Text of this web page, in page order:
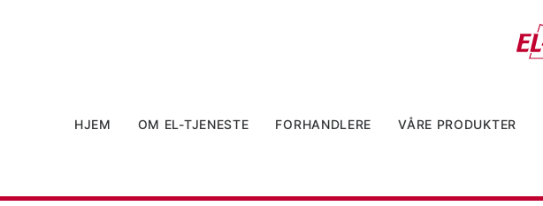
HJEM OM EL-TJENESTE FORHANDLERE VÅRE PRODUKTER